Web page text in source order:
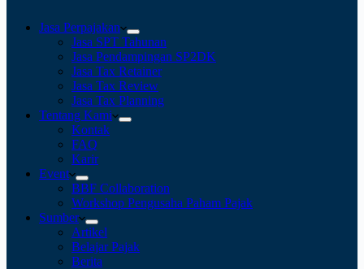
Jasa Perpajakan
Jasa SPT Tahunan
Jasa Pendampingan SP2DK
Jasa Tax Retainer
Jasa Tax Review
Jasa Tax Planning
Tentang Kami
Kontak
FAQ
Karir
Event
BBF Collaboration
Workshop Pengusaha Paham Pajak
Sumber
Artikel
Belajar Pajak
Berita